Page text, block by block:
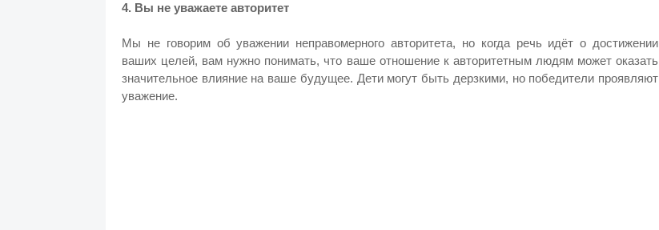
4. Вы не уважаете авторитет
Мы не говорим об уважении неправомерного авторитета, но когда речь идёт о достижении
ваших целей, вам нужно понимать, что ваше отношение к авторитетным людям может оказать
значительное влияние на ваше будущее. Дети могут быть дерзкими, но победители проявляют
уважение.